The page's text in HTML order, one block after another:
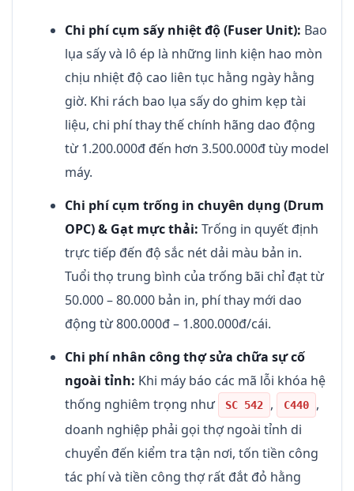
Chi phí cụm sấy nhiệt độ (Fuser Unit): Bao
lụa sấy và lô ép là những linh kiện hao mòn
chịu nhiệt độ cao liên tục hằng ngày hằng
giờ. Khi rách bao lụa sấy do ghim kẹp tài
liệu, chi phí thay thế chính hãng dao động
từ 1.200.000đ đến hơn 3.500.000đ tùy model
máy.
Chi phí cụm trống in chuyên dụng (Drum
OPC) & Gạt mực thải: Trống in quyết định
trực tiếp đến độ sắc nét dải màu bản in.
Tuổi thọ trung bình của trống bãi chỉ đạt từ
50.000 – 80.000 bản in, phí thay mới dao
động từ 800.000đ – 1.800.000đ/cái.
Chi phí nhân công thợ sửa chữa sự cố
ngoài tỉnh: Khi máy báo các mã lỗi khóa hệ
thống nghiêm trọng như
SC 542 , C440
,
doanh nghiệp phải gọi thợ ngoài tỉnh di
chuyển đến kiểm tra tận nơi, tốn tiền công
tác phí và tiền công thợ rất đắt đỏ hằng